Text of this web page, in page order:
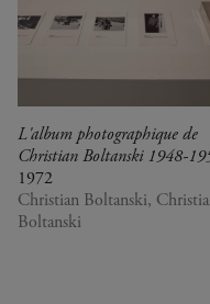
Corée du
Danemark
Espagne
Estonie
États-Unis
France
Italie
L'album photographique de
Christian Boltanski 1948-
1972
Christian Boltanski,
Boltanski